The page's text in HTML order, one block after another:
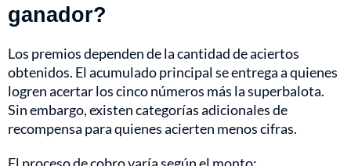
ganador?
Los premios dependen de la cantidad de aciertos
obtenidos. El acumulado principal se entrega a quienes
logren acertar los cinco números más la superbalota.
Sin embargo, existen categorías adicionales de
recompensa para quienes acierten menos cifras.